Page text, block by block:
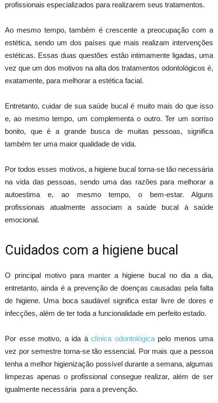
profissionais especializados para realizarem seus tratamentos.
Ao mesmo tempo, também é crescente a preocupação com a
estética, sendo um dos países que mais realizam intervenções
estéticas. Essas duas questões estão intimamente ligadas, uma
vez que um dos motivos na alta dos tratamentos odontológicos é,
exatamente, para melhorar a estética facial.
Entretanto, cuidar de sua saúde bucal é muito mais do que isso
e, ao mesmo tempo, um complementa o outro. Ter um sorriso
bonito, que é a grande busca de muitas pessoas, significa
também ter uma maior qualidade de vida.
Por todos esses motivos, a higiene bucal torna-se tão necessária
na vida das pessoas, sendo uma das razões para melhorar a
autoestima e, ao mesmo tempo, o bem-estar. Alguns
profissionais atualmente associam a saúde bucal à saúde
emocional.
Cuidados com a higiene bucal
O principal motivo para manter a higiene bucal no dia a dia,
entretanto, ainda é a prevenção de doenças causadas pela falta
de higiene. Uma boca saudável significa estar livre de dores e
infecções, além de ter toda a funcionalidade em perfeito estado.
Por esse motivo, a ida à clínica odontológicapelo menos uma
vez por semestre torna-se tão essencial. Por mais que a pessoa
tenha a melhor higienização possível durante a semana, algumas
limpezas apenas o profissional consegue realizar, além de ser
igualmente necessária para a prevenção.